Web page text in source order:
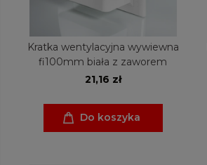
Kratka wentylacyjna wywiewna
fi100mm biała z zaworem
21,16 zł
Do koszyka